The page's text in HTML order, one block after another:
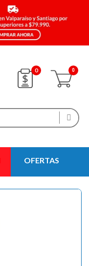
0
OFERTAS